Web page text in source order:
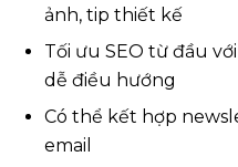
ảnh, tip thiết kế
Tối ưu SEO từ đầu
dễ điều hướng
Có thể kết hợp
email